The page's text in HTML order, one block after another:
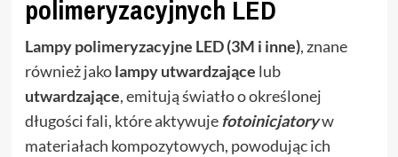
polimeryzacyjnych LED
Lampy polimeryzacyjne LED (3M i inne), znane
również jakolampy utwardzające lub
utwardzające, emitują światło o określonej
długości fali, które aktywuje fotoinicjatoryw
materiałach kompozytowych, powodując ich